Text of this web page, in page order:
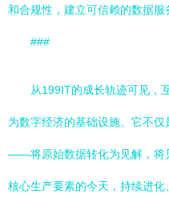
和合规性，建立可信赖的数据服
###
从199IT的成长轨迹可见，
为数字经济的基础设施。它不
——将原始数据转化为见解，将
核心生产要素的今天，持续进